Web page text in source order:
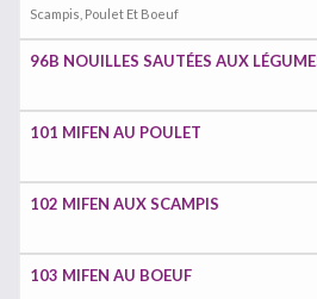
Scampis, Poulet Et Boeuf
96B NOUILLES SAUTÉES AUX
101 MIFEN AU POULET
102 MIFEN AUX SCAMPIS
103 MIFEN AU BOEUF